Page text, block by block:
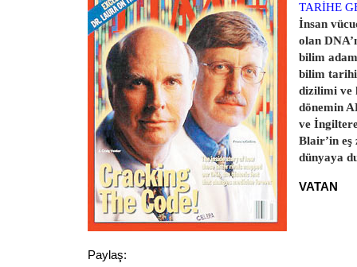
TARİHE
İnsan
olan
bilim
bilim
dizilimi ve
dönemin
ve
Blair’in eş
dünyaya
VATAN
Paylaş: